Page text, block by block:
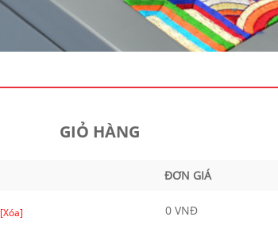
GIỎ HÀNG
ĐƠN GIÁ
[Xóa] 0 VNĐ